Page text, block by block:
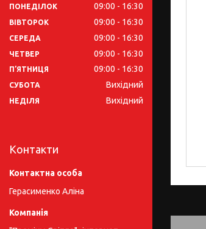
ПОНЕДІЛОК 09:00 16:30
ВІВТОРОК 09:00 16:30
СЕРЕДА 09:00 16:30
ЧЕТВЕР 09:00 16:30
ПʼЯТНИЦЯ 09:00 16:30
СУБОТА Вихідний
НЕДІЛЯ Вихідний
Контакти
Герасименко Аліна